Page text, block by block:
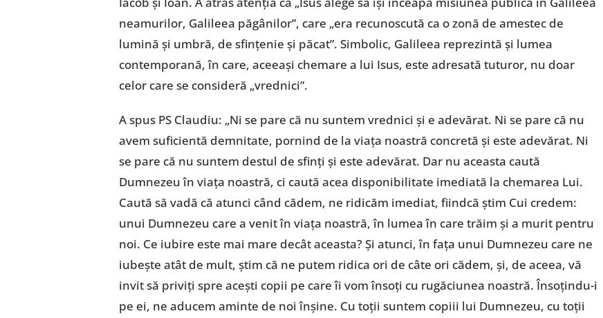
neamurilor, Galileea păgânilor”, care „era recunoscută ca o zonă de amestec de
lumină și umbră, de sfințenie și păcat”. Simbolic, Galileea reprezintă și lumea
contemporană, în care, aceeași chemare a lui Isus, este adresată tuturor, nu doar
celor care se consideră „vrednici”.
A spus PS Claudiu: „Ni se pare că nu suntem vrednici și e adevărat. Ni se pare că nu
avem suficientă demnitate, pornind de la viața noastră concretă și este adevărat. Ni
se pare că nu suntem destul de sfinți și este adevărat. Dar nu aceasta caută
Dumnezeu în viața noastră, ci caută acea disponibilitate imediată la chemarea Lui.
Caută să vadă că atunci când cădem, ne ridicăm imediat, fiindcă știm Cui credem:
unui Dumnezeu care a venit în viața noastră, în lumea în care trăim și a murit pentru
noi. Ce iubire este mai mare decât aceasta? Și atunci, în fața unui Dumnezeu care ne
iubește atât de mult, știm că ne putem ridica ori de câte ori cădem, și, de aceea, vă
invit să priviți spre acești copii pe care îi vom însoți cu rugăciunea noastră. Însoțindu-i
pe ei, ne aducem aminte de noi înșine. Cu toții suntem copiii lui Dumnezeu, cu toții